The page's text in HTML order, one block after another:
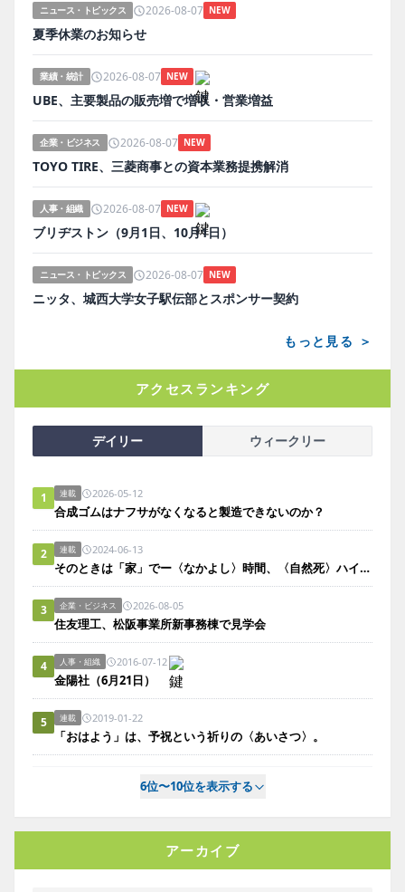
ニュース・トピックス 2026-08-07 NEW
夏季休業のお知らせ
業績・統計 2026-08-07 NEW
UBE、主要製品の販売増で増収・営業増益
企業・ビジネス 2026-08-07 NEW
TOYO TIRE、三菱商事との資本業務提携解消
人事・組織 2026-08-07 NEW
ブリヂストン（9月1日、10月1日）
ニュース・トピックス 2026-08-07 NEW
ニッタ、城西大学女子駅伝部とスポンサー契約
もっと見る ＞
アクセスランキング
デイリー ウィークリー
1 連載 2026-05-12
合成ゴムはナフサがなくなると製造できないのか？
2 連載 2024-06-13
そのときは「家」でー〈なかよし〉時間、〈自然死〉ハイライト。
3 企業・ビジネス 2026-08-05
住友理工、松阪事業所新事務棟で見学会
4 人事・組織 2016-07-12
金陽社（6月21日）
5 連載 2019-01-22
「おはよう」は、予祝という祈りの〈あいさつ〉。
6位〜10位を表示する
アーカイブ